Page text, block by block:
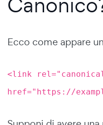
Ecco come appare
<link
href="https://